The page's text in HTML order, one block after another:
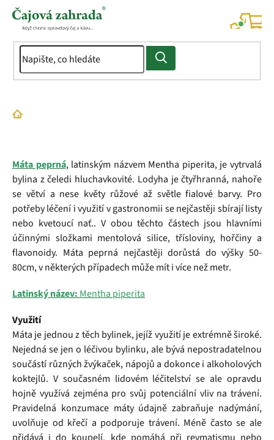
Přejít
Domů
Máta peprná, latinským názvem Mentha piperita, je vytrvalá
bylina z čeledi hluchavkovité. Lodyha je čtyřhranná, nahoře
se větví a nese květy růžové až světle fialové barvy. Pro
potřeby léčení i využití v gastronomii se nejčastěji sbírají listy
nebo kvetoucí nať.. V obou těchto částech jsou hlavními
účinnými složkami mentolová silice, třísloviny, hořčiny a
flavonoidy. Máta peprná nejčastěji dorůstá do výšky 50-
80cm, v některých případech může mít i více než metr.
Latinský název: Mentha piperita
Využití
Máta je jednou z těch bylinek, jejíž využití je extrémně široké.
Nejedná se jen o léčivou bylinku, ale bývá nepostradatelnou
součástí různých žvýkaček, nápojů a dokonce i alkoholových
koktejlů. V současném lidovém léčitelství se ale opravdu
hojně využívá zejména pro svůj potenciální vliv na trávení.
Pravidelná konzumace máty údajně zabraňuje nadýmání,
uvolňuje od křečí a podporuje trávení. Méně často se ale